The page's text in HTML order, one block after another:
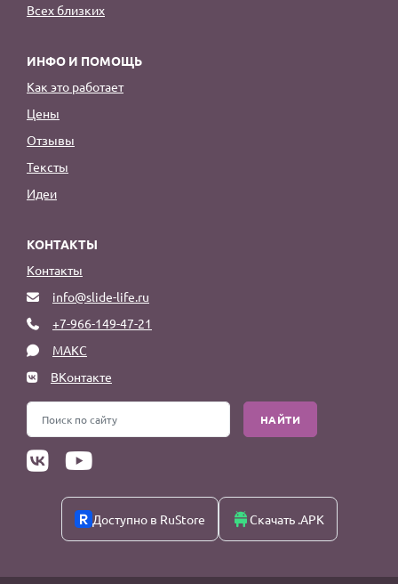
Всех близких
ИНФО И ПОМОЩЬ
Как это работает
Цены
Отзывы
Тексты
Идеи
КОНТАКТЫ
Контакты
info@slide-life.ru
+7-966-149-47-21
МАКС
ВКонтакте
НАЙТИ
Доступно в RuStore Скачать .APK